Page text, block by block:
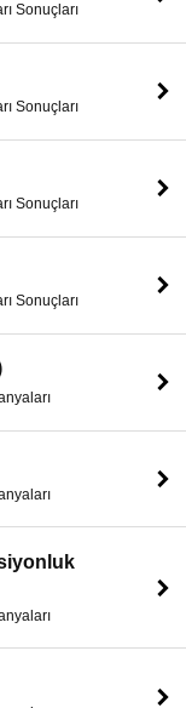
Sonuçları
Sonuçları
Sonuçları
Sonuçları